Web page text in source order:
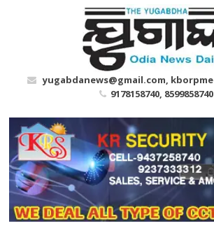
yugabdanews@gmail.com,
9178158740, 8599858740